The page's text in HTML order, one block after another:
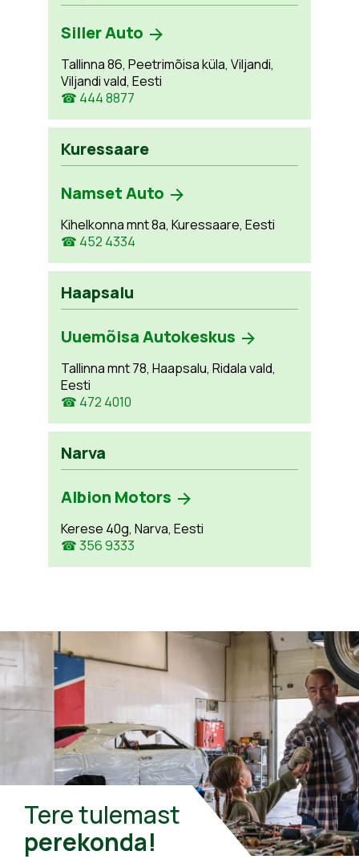
Siller Auto
Tallinna 86, Peetrimõisa küla, Viljandi,
Viljandi vald, Eesti
☎ 444 8877
Kuressaare
Namset Auto
Kihelkonna mnt 8a, Kuressaare, Eesti
☎ 452 4334
Haapsalu
Uuemõisa Autokeskus
Tallinna mnt 78, Haapsalu, Ridala vald,
Eesti
☎ 472 4010
Narva
Albion Motors
Kerese 40g, Narva, Eesti
☎ 356 9333
Tere tulemast
perekonda!